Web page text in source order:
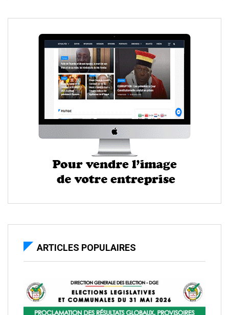
ARTICLES POPULAIRES